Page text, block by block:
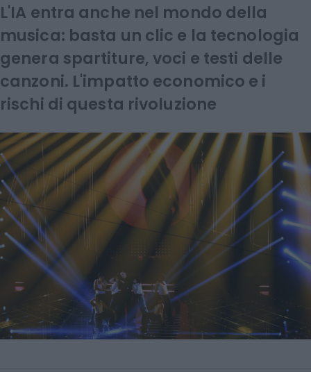
L'IA entra anche nel mondo della
musica: basta un clic e la tecnologia
genera spartiture, voci e testi delle
canzoni. L'impatto economico e i
rischi di questa rivoluzione